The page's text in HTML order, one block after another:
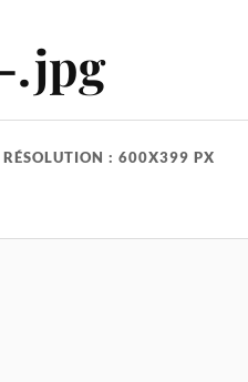
.jpg
RÉSOLUTION : 600X399 PX